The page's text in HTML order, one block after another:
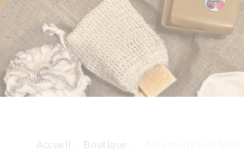
Accueil Boutique